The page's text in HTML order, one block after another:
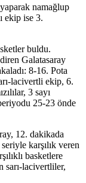
namağlup
ekip ise 3.
buldu.
Galatasaray
8-16. Pota
lacivertli ekip, 6.
3 sayı
25-23 önde
12. dakikada
karşılık veren
basketlere
sarı-lacivertliler,